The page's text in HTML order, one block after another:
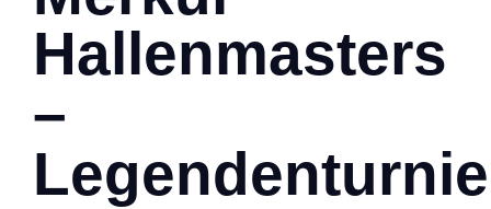
Hallenmasters
–